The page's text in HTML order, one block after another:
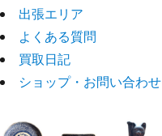
出張エリア
よくある質問
買取日記
ショップ・お問い合わせ